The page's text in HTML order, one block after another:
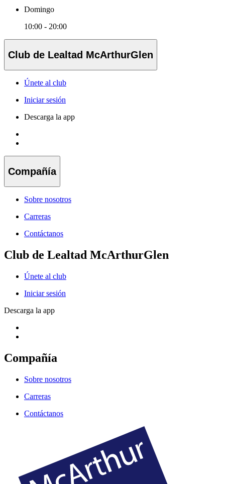
Domingo
10:00 - 20:00
Club de Lealtad McArthurGlen
Únete al club
Iniciar sesión
Descarga la app
Compañía
Sobre nosotros
Carreras
Contáctanos
Club de Lealtad McArthurGlen
Únete al club
Iniciar sesión
Descarga la app
Compañía
Sobre nosotros
Carreras
Contáctanos